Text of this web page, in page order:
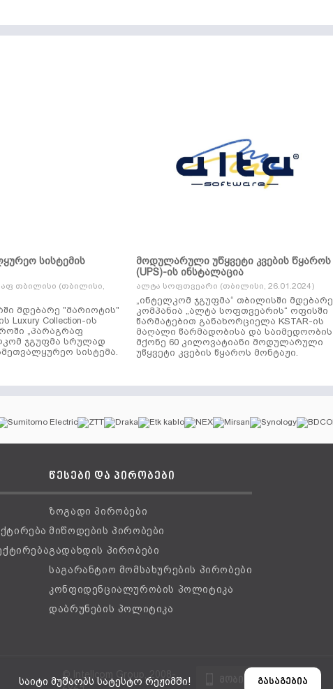
სისტემის
თბილისი (თბილისი,
მდებარე "მარიოტის"
Collection-ის
„პარაგრაფ
ჯგუფმა სრულად
სისტემა.
მოდულარული უწყვეტი კვების წყაროს
(UPS)-ის ინსტალაცია
ალტა სოფთვეარი (თბილისი, 26.01.2024)
„ინტელკომ ჯგუფმა“ თბილისში მდებარე
კომპანია „ალტა სოფთვეარის“ ოფისში
წარმატებით განახორციელა KSTAR-ის
მაღალი წარმადობისა და საიმედოობის
მქონე 60 კილოვატიანი მოდულარული
უწყვეტი კვების წყაროს მონტაჟი.
წესები და პირობები
ზოგადი პირობები
მიწოდების პირობები
გადახდის პირობები
საგარანტიო მომსახურების პირობები
კონფიდენციალურობის პოლიტიკა
დაბრუნების პოლიტიკა
2024
მობილური ვერსია
საიტი მუშაობს სატესტო რეჟიმში! გასაგებია